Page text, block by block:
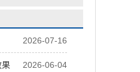
2026-07-16
2026-06-04
果